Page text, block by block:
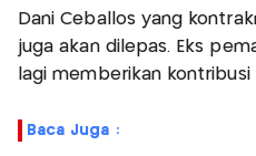
Dani Ceballos yang
juga akan dilepas. Eks
lagi memberikan kontribusi
Baca Juga :